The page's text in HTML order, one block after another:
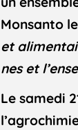
Monsanto
et
nes et
Le samedi